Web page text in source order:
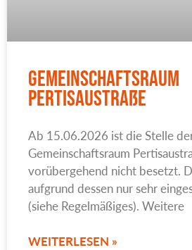
Gemeinschaftsraum
Pertisaustraße
Ab 15.06.2026 ist die Stelle
Gemeinschaftsraum
vorübergehend nicht besetzt.
aufgrund dessen nur sehr
(siehe Regelmäßiges). Weitere
WEITERLESEN »